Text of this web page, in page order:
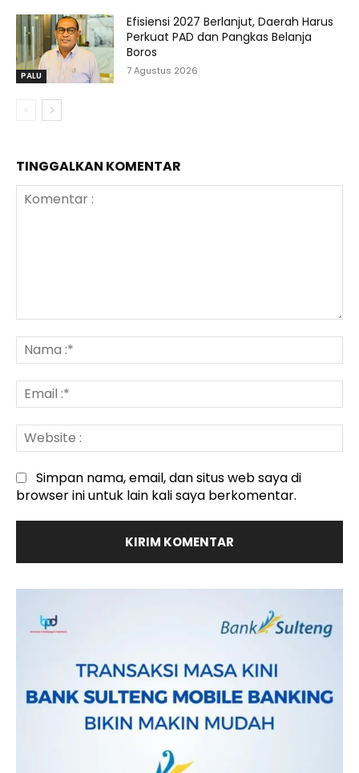
PALU
Efisiensi 2027 Berlanjut, Daerah Harus
Perkuat PAD dan Pangkas Belanja
Boros
7 Agustus 2026
TINGGALKAN KOMENTAR
:*
:*
:
Simpan nama, email, dan situs web saya di
browser ini untuk lain kali saya berkomentar.